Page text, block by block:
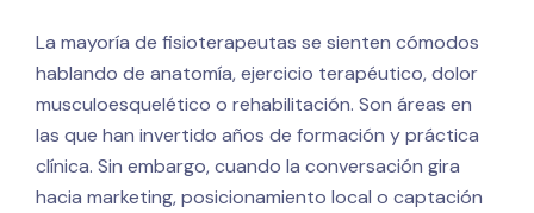
La mayoría de fisioterapeutas se sienten cómodos
hablando de anatomía, ejercicio terapéutico, dolor
musculoesquelético o rehabilitación. Son áreas en
las que han invertido años de formación y práctica
clínica. Sin embargo, cuando la conversación gira
hacia marketing, posicionamiento local o captación